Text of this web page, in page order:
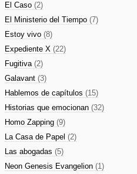
El Caso (2)
El Ministerio del Tiempo (7)
Estoy vivo (8)
Expediente X (22)
Fugitiva (2)
Galavant (3)
Hablemos de capítulos (15)
Historias que emocionan (32)
Homo Zapping (9)
La Casa de Papel (2)
Las abogadas (5)
Neon Genesis Evangelion (1)